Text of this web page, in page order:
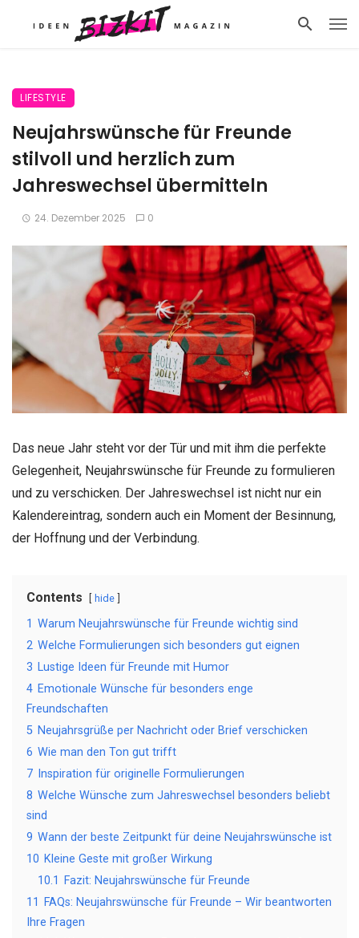
LIFESTYLE
Neujahrswünsche für Freunde
stilvoll und herzlich zum
Jahreswechsel übermitteln
24. Dezember 2025 0
Das neue Jahr steht vor der Tür und mit ihm die perfekte
Gelegenheit, Neujahrswünsche für Freunde zu formulieren
und zu verschicken. Der Jahreswechsel ist nicht nur ein
Kalendereintrag, sondern auch ein Moment der Besinnung,
der Hoffnung und der Verbindung.
Contents hide
1 Warum Neujahrswünsche für Freunde wichtig sind
2 Welche Formulierungen sich besonders gut eignen
3 Lustige Ideen für Freunde mit Humor
4 Emotionale Wünsche für besonders enge
Freundschaften
5 Neujahrsgrüße per Nachricht oder Brief verschicken
6 Wie man den Ton gut trifft
7 Inspiration für originelle Formulierungen
8 Welche Wünsche zum Jahreswechsel besonders beliebt
sind
9 Wann der beste Zeitpunkt für deine Neujahrswünsche ist
10 Kleine Geste mit großer Wirkung
10.1
Fazit: Neujahrswünsche für Freunde
11
FAQs: Neujahrswünsche für Freunde – Wir beantworten
Ihre Fragen